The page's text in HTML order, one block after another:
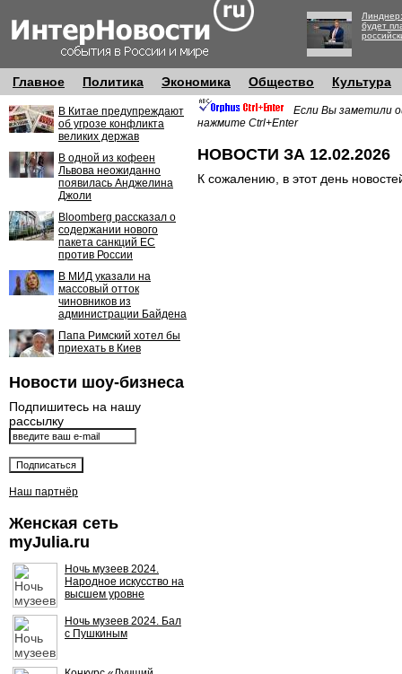
будет
Главное Политика Экономика Общество Культура
В Китае предупреждают
об угрозе конфликта
великих держав
В одной из кофеен
Львова неожиданно
появилась Анджелина
Джоли
Bloomberg рассказал о
содержании нового
пакета санкций ЕС
против России
В МИД указали на
массовый отток
чиновников из
администрации Байдена
Папа Римский хотел бы
приехать в Киев
Новости шоу-бизнеса
Подпишитесь на нашу
рассылку
Наш партнёр
Женская сеть
myJulia.ru
Ночь музеев 2024.
Народное искусство на
высшем уровне
Ночь музеев 2024. Бал
с Пушкиным
Если Вы заметили
нажмите Ctrl+Enter
НОВОСТИ ЗА 12.02.2026
К сожалению, в этот день